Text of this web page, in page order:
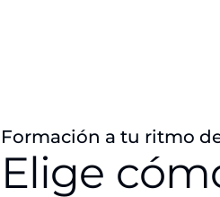
Formación a tu ritmo
Elige